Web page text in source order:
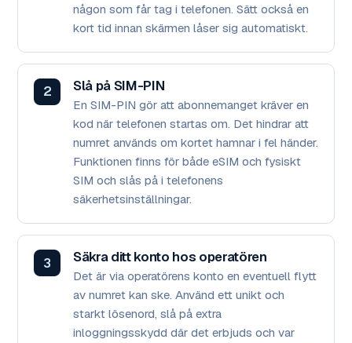
någon som får tag i telefonen. Sätt också en
kort tid innan skärmen låser sig automatiskt.
Slå på SIM-PIN
En SIM-PIN gör att abonnemanget kräver en
kod när telefonen startas om. Det hindrar att
numret används om kortet hamnar i fel händer.
Funktionen finns för både eSIM och fysiskt
SIM och slås på i telefonens
säkerhetsinställningar.
Säkra ditt konto hos operatören
Det är via operatörens konto en eventuell flytt
av numret kan ske. Använd ett unikt och
starkt lösenord, slå på extra
inloggningsskydd där det erbjuds och var